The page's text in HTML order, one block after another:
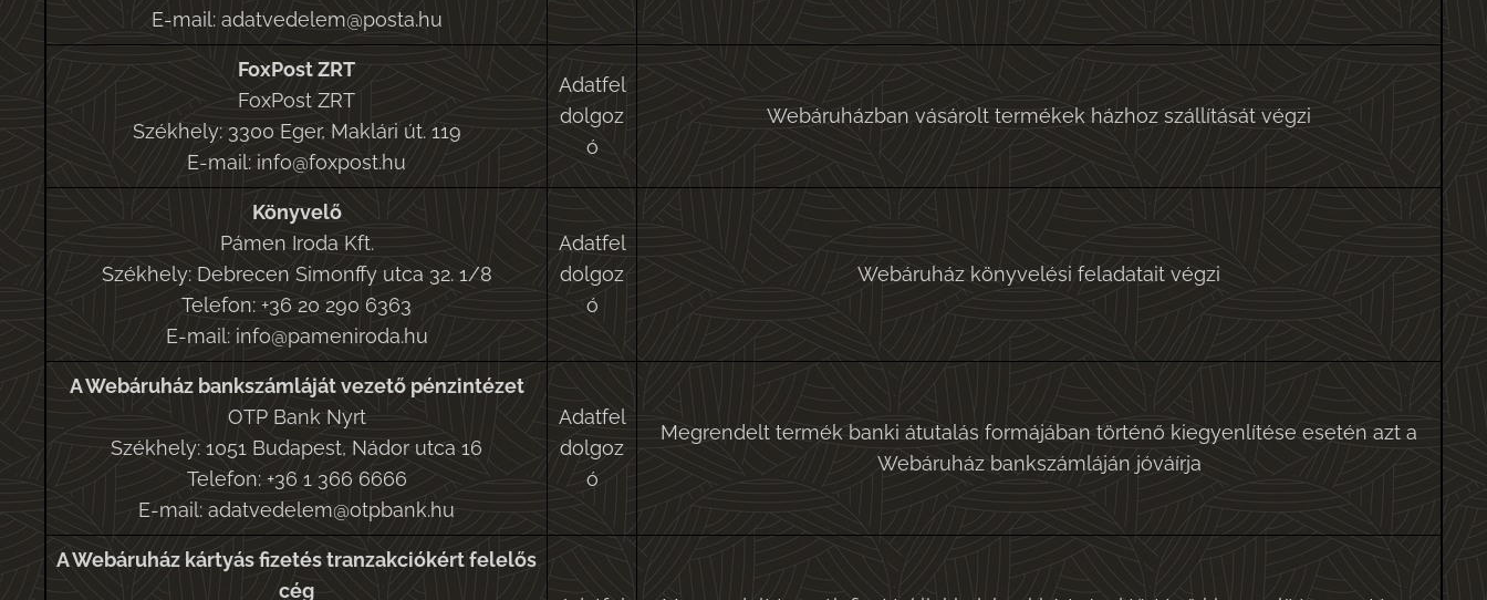
E-mail: adatvedelem@posta.hu
FoxPost ZRT
FoxPost ZRT
Székhely: 3300 Eger, Maklári út. 119
E-mail: info@foxpost.hu
Adatfel
dolgoz
ó
Webáruházban vásárolt termékek házhoz szállítását végzi
Könyvelő
Pámen Iroda Kft.
Székhely: Debrecen Simonffy utca 32. 1/8
Telefon: +36 20 290 6363
E-mail: info@pameniroda.hu
Adatfel
dolgoz
ó
Webáruház könyvelési feladatait végzi
A Webáruház bankszámláját vezető pénzintézet
OTP Bank Nyrt
Székhely: 1051 Budapest, Nádor utca 16
Telefon: +36 1 366 6666
E-mail: adatvedelem@otpbank.hu
Adatfel
dolgoz
ó
Megrendelt termék banki átutalás formájában történő kiegyenlítése esetén azt a
Webáruház bankszámláján jóváírja
A Webáruház kártyás fizetés tranzakciókért felelős
cég